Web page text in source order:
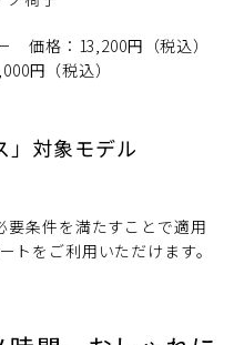
価格：13,200円（税込）
円（税込）
」対象モデル
条件を満たすことで適用
トをご利用いただけます。